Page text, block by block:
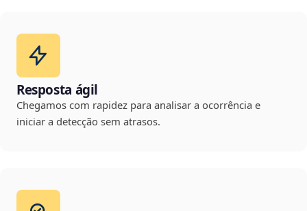
Resposta ágil
Chegamos com rapidez para analisar a ocorrência e
iniciar a detecção sem atrasos.